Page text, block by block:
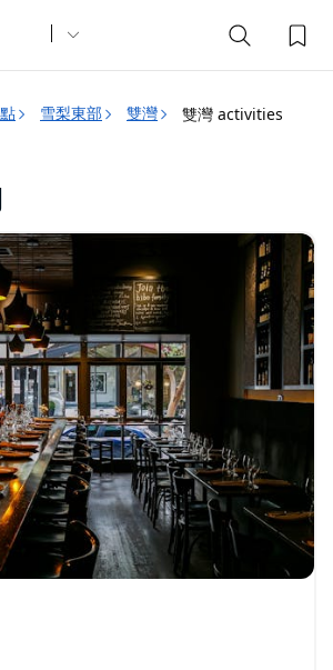
雪梨東部 雙灣 雙灣 activities